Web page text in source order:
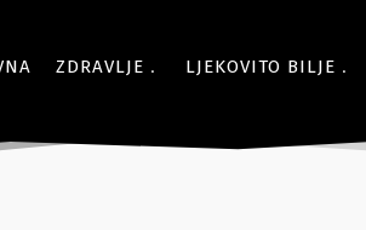
ZDRAVLJE LJEKOVITO BILJE